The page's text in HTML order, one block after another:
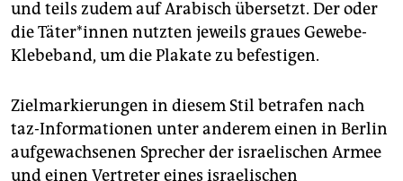
und teils zudem auf Arabisch übersetzt. Der oder
die Tä­te­r*in­nen nutzten jeweils graues Gewebe-
Klebeband, um die Plakate zu befestigen.
Zielmarkierungen in diesem Stil betrafen nach
taz-Informationen unter anderem einen in Berlin
aufgewachsenen Sprecher der israelischen Armee
und einen Vertreter eines israelischen